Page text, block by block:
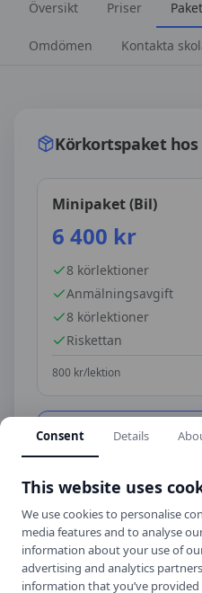
Översikt Priser Paket
Omdömen Kontakta
Körkortspaket hos
Minipaket (Bil)
6 400 kr
8 körlektioner
Anmälningsavgift
8 körlektioner
Riskettan
800 kr/lektion
Körpaket (Bil)
Anmälningsavgift
10 körlektioner
670kr/lektion
Consent Details
This website uses
We use cookies to personalise
media features and to analyse
information about your use of
advertising and analytics
information that you’ve